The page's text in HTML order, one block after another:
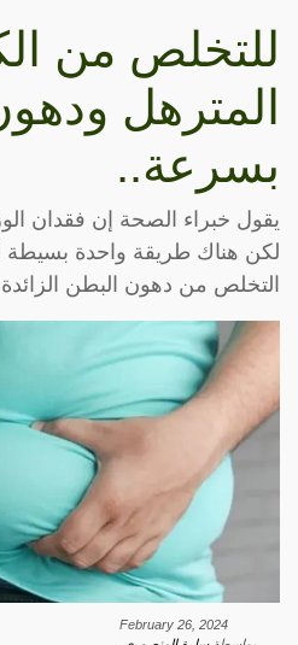
للتخلص من
المترهل
بسرعة..
يقول خبراء الصحة إن فقدان
لكن هناك طريقة واحدة بسيطة
التخلص من دهون البطن
February 26, 2024